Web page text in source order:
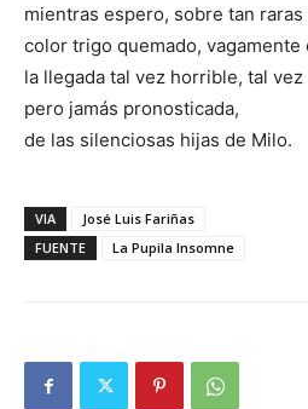
mientras espero, sobre tan
color trigo quemado, vagamente
la llegada tal vez horrible, tal
pero jamás pronosticada,
de las silenciosas hijas de Milo.
VIA
José Luis Fariñas
FUENTE
La Pupila Insomne